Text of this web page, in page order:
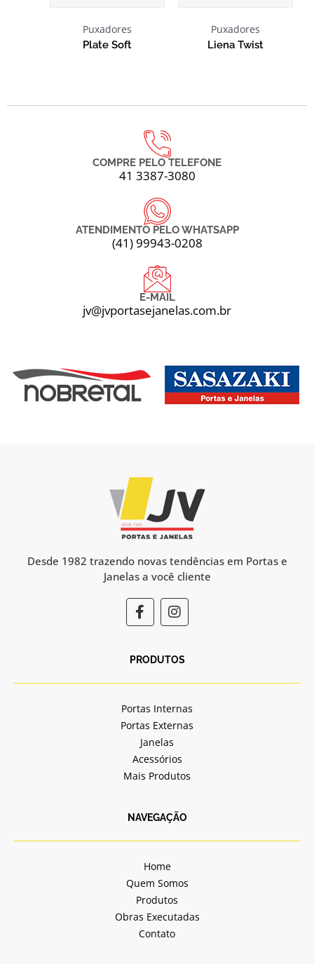
Puxadores
Plate Soft
Puxadores
Liena Twist
COMPRE PELO TELEFONE
41 3387-3080
ATENDIMENTO PELO WHATSAPP
(41) 99943-0208
E-MAIL
jv@jvportasejanelas.com.br
Desde 1982 trazendo novas tendências em Portas e
Janelas a você cliente
F
a
c
b
o
k
-
f
I
n
s
a
r
a
m
PRODUTOS
Portas Internas
Portas Externas
Janelas
Acessórios
Mais Produtos
NAVEGAÇÃO
Home
Quem Somos
Produtos
Obras Executadas
Contato